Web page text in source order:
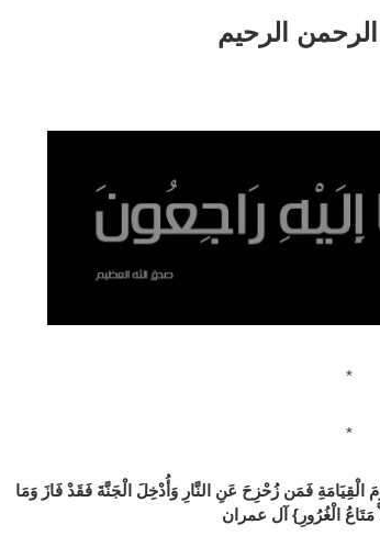
الرحيم
*
*
الْقِيَامَةِ فَمَن زُحْزِحَ عَنِ النَّارِ وَأُدْخِلَ الْجَنَّةَ فَقَدْ فَازَ وَمَا
مَتَاعُ الْغُرُورِ} آل عمران